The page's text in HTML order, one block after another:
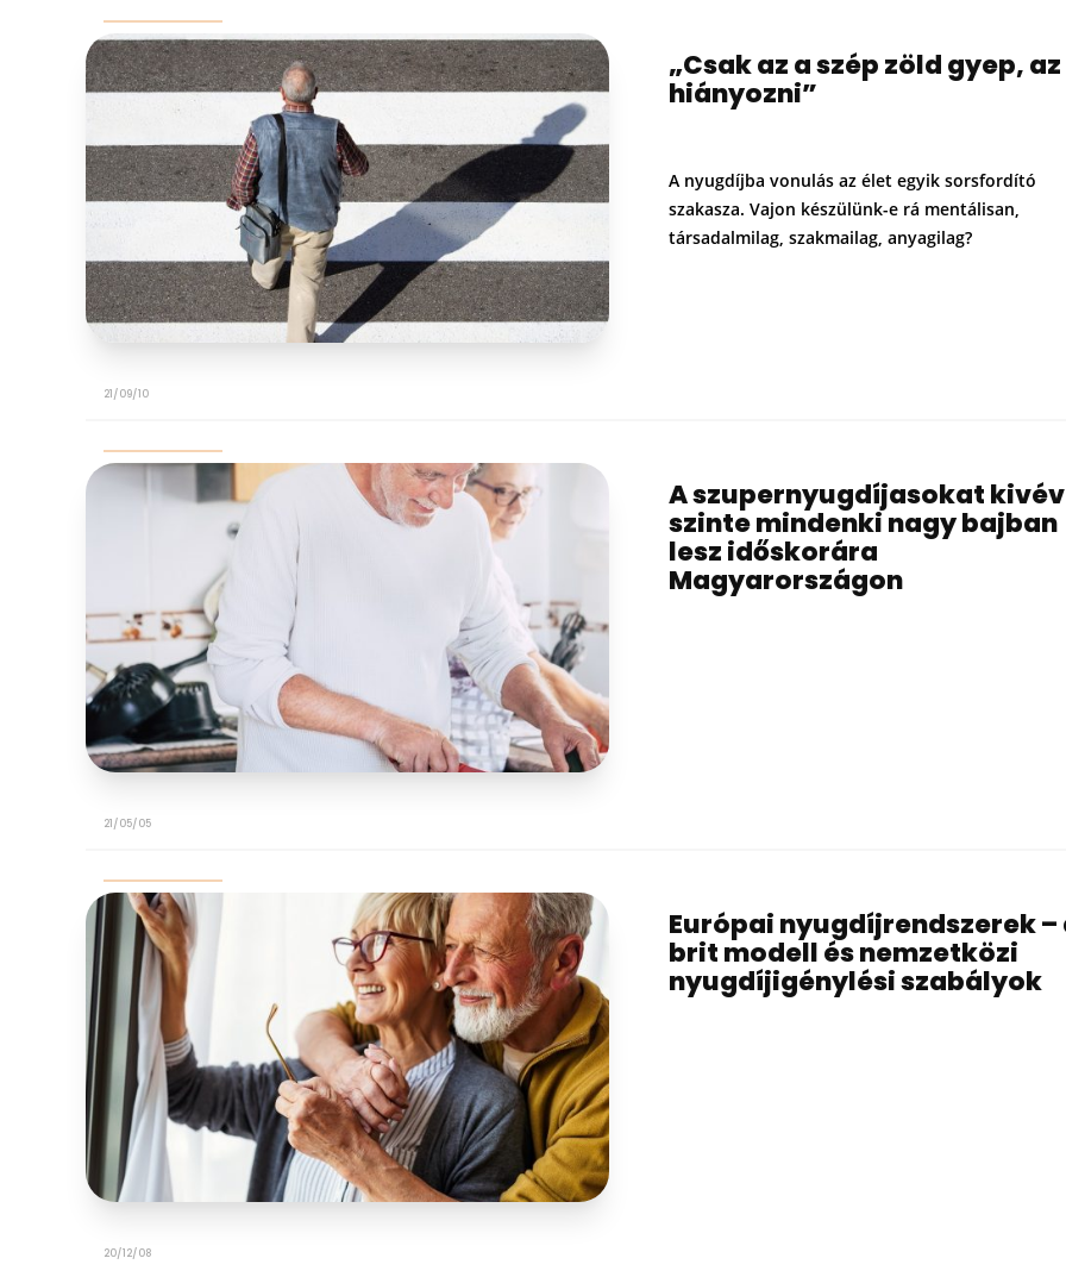
„Csak az a szép zöld gyep,
hiányozni”
A nyugdíjba vonulás az élet egyik sorsfordító
szakasza. Vajon készülünk-e rá mentálisan,
társadalmilag, szakmailag, anyagilag?
21/09/10
A szupernyugdíjasokat
szinte mindenki nagy bajban
lesz időskorára
Magyarországon
21/05/05
Európai nyugdíjrendszerek –
brit modell és nemzetközi
nyugdíjigénylési szabályok
20/12/08